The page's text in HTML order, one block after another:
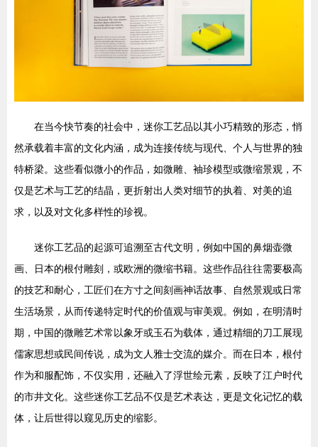
在当今快节奏的社会中，迷你工艺品以其小巧精致的形态，悄
然承载着丰富的文化内涵，成为连接传统与现代、个人与世界的独
特桥梁。这些看似微小的作品，如微雕、袖珍模型或微缩景观，不
仅是艺术与工艺的结晶，更折射出人类对细节的执着、对美的追
求，以及对文化多样性的珍视。
迷你工艺品的起源可追溯至古代文明，例如中国的鼻烟壶微
画、日本的根付雕刻，或欧洲的微缩书籍。这些作品往往需要极高
的技艺和耐心，工匠们在方寸之间刻画神话故事、自然景观或日常
生活场景，从而传递特定时代的价值观与审美观。例如，在明清时
期，中国的微雕艺术常以象牙或玉石为载体，通过精细的刀工展现
儒家思想或民间传说，成为文人雅士交流的媒介。而在日本，根付
作为和服配饰，不仅实用，还融入了浮世绘元素，反映了江户时代
的市井文化。这些迷你工艺品不仅是艺术表达，更是文化记忆的载
体，让后世得以窥见历史的缩影。